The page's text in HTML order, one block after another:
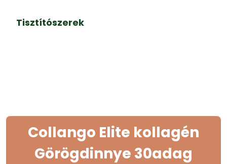
Tisztítószerek
Collango Elite kollagén
Görögdinnye 30adag